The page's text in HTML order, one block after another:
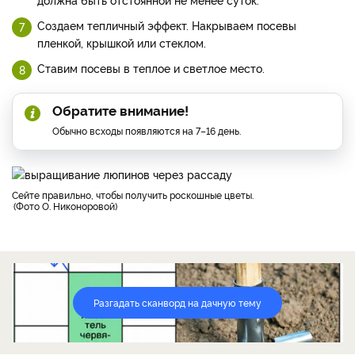
Создаем тепличный эффект. Накрываем посевы
пленкой, крышкой или стеклом.
Ставим посевы в теплое и светлое место.
Обратите внимание!
Обычно всходы появляются на 7–16 день.
Сейте правильно, чтобы получить роскошные цветы.
Фото О. Никоноровой
Разгадать сканворд на дачную тему